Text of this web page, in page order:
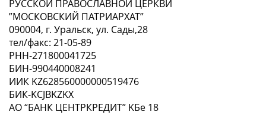
РУССКОЙ ПРАВОСЛАВНОЙ ЦЕРКВИ
”МОСКОВСКИЙ ПАТРИАРХАТ”
090004, г. Уральск, ул. Сады,28
тел/факс: 21-05-89
РНН-271800041725
БИН-990440008241
ИИК KZ628560000000519476
БИК-KCJBKZKX
AO “БАНК ЦЕНТРКРЕДИТ” KБе 18